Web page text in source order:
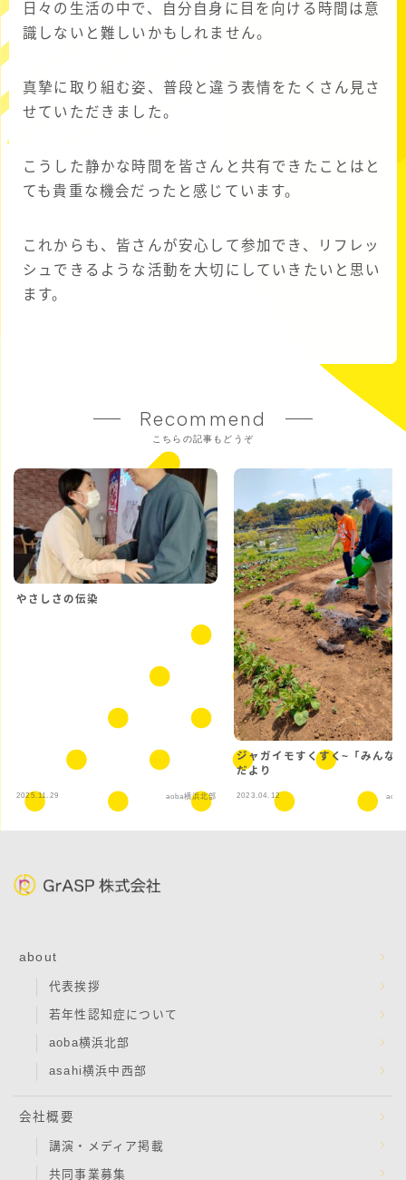
日々の生活の中で、自分自身に目を向ける時間は意
識しないと難しいかもしれません。
真摯に取り組む姿、普段と違う表情をたくさん見さ
せていただきました。
こうした静かな時間を皆さんと共有できたことはと
ても貴重な機会だったと感じています。
これからも、皆さんが安心して参加でき、リフレッ
シュできるような活動を大切にしていきたいと思い
ます。
Recommend
こちらの記事もどうぞ
やさしさの伝染
2025.11.29 aoba横浜北部
ジャガイモすくすく~「みんな
だより
2023.04.12 aoba
about
代表挨拶
若年性認知症について
aoba横浜北部
asahi横浜中西部
会社概要
講演・メディア掲載
共同事業募集